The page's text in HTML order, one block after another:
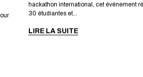
hackathon international, cet événement
30 étudiantes et...
LIRE LA SUITE